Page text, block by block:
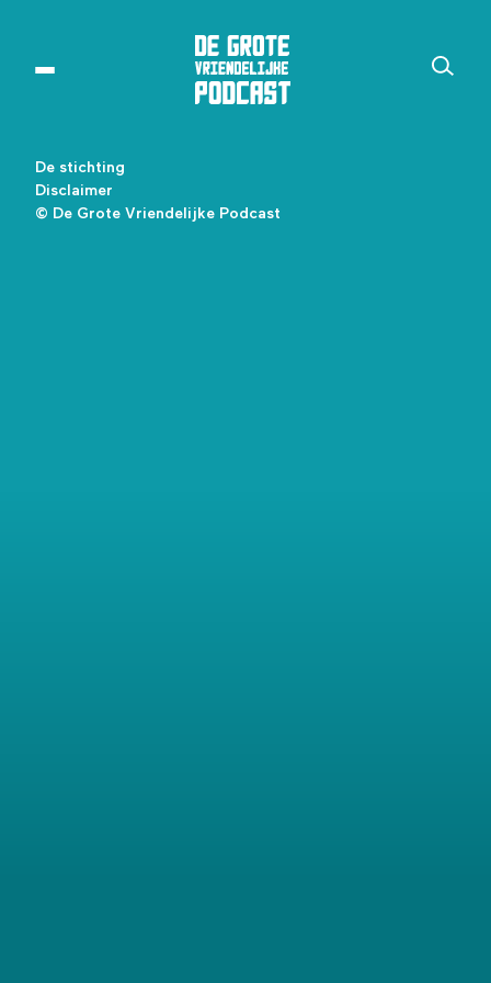
© De Grote Vriendelijke Podcast
De stichting
Disclaimer